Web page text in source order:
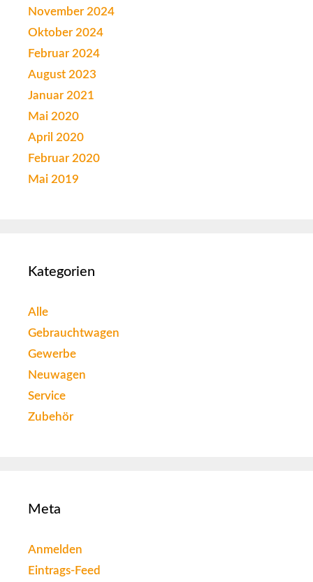
November 2024
Oktober 2024
Februar 2024
August 2023
Januar 2021
Mai 2020
April 2020
Februar 2020
Mai 2019
Kategorien
Alle
Gebrauchtwagen
Gewerbe
Neuwagen
Service
Zubehör
Meta
Anmelden
Eintrags-Feed